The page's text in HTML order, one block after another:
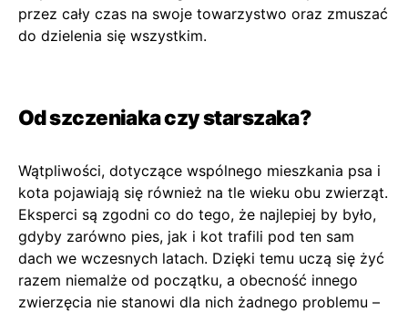
przez cały czas na swoje towarzystwo oraz zmuszać
do dzielenia się wszystkim.
Od szczeniaka czy starszaka?
Wątpliwości, dotyczące wspólnego mieszkania psa i
kota pojawiają się również na tle wieku obu zwierząt.
Eksperci są zgodni co do tego, że najlepiej by było,
gdyby zarówno pies, jak i kot trafili pod ten sam
dach we wczesnych latach. Dzięki temu uczą się żyć
razem niemalże od początku, a obecność innego
zwierzęcia nie stanowi dla nich żadnego problemu –